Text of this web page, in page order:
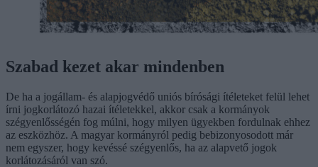
Szabad kezet akar mindenben
De ha a jogállam- és alapjogvédő uniós bírósági ítéleteket felül lehet
írni jogkorlátozó hazai ítéletekkel, akkor csak a kormányok
szégyenlősségén fog múlni, hogy milyen ügyekben fordulnak ehhez
az eszközhöz. A magyar kormányról pedig bebizonyosodott már
nem egyszer, hogy kevéssé szégyenlős, ha az alapvető jogok
korlátozásáról van szó.